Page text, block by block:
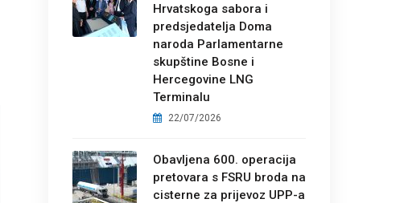
Hrvatskoga sabora i
predsjedatelja Doma
naroda Parlamentarne
skupštine Bosne i
Hercegovine LNG
Terminalu
22/07/2026
Obavljena 600. operacija
pretovara s FSRU broda na
cisterne za prijevoz UPP-a